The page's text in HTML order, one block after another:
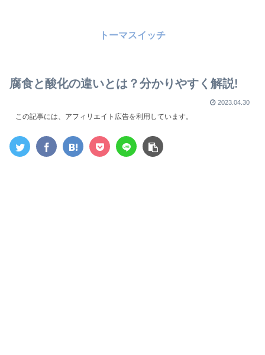
トーマスイッチ
腐食と酸化の違いとは？分かりやすく解説!
2023.04.30
この記事には、アフィリエイト広告を利用しています。